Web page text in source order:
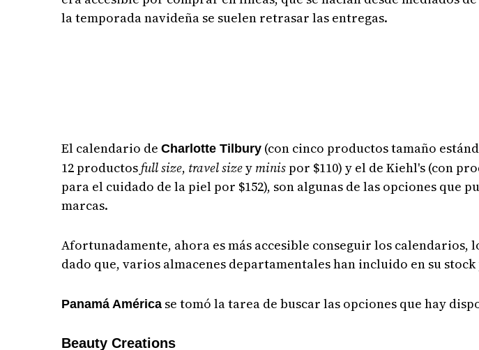
la temporada navideña se suelen retrasar las entregas.
El calendario deCharlotte Tilbury (con cinco productos tamaño
12 productosfull size, travel sizey minispor $110) y el de Kiehl's (con
para el cuidado de la piel por $152), son algunas de las opciones que
marcas.
Afortunadamente, ahora es más accesible conseguir los calendarios,
dado que, varios almacenes departamentales han incluido en su
Panamá América se tomó la tarea de buscar las opciones que hay
Beauty Creations